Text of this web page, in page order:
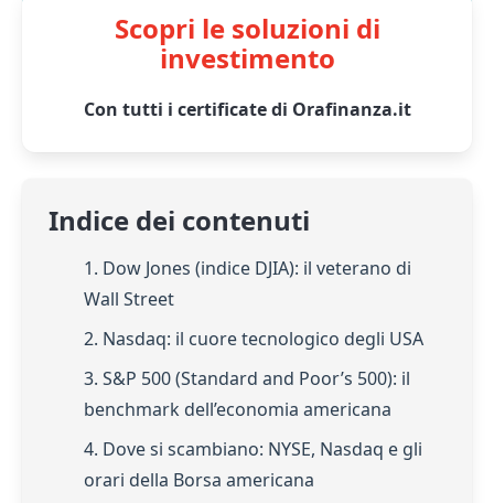
Scopri le soluzioni di
investimento
Con tutti i certificate di Orafinanza.it
Indice dei contenuti
1. Dow Jones (indice DJIA): il veterano di
Wall Street
2. Nasdaq: il cuore tecnologico degli USA
3. S&P 500 (Standard and Poor’s 500): il
benchmark dell’economia americana
4. Dove si scambiano: NYSE, Nasdaq e gli
orari della Borsa americana